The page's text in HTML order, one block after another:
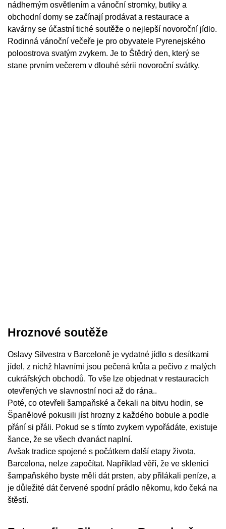
nádherným osvětlením a vánoční stromky, butiky a
obchodní domy se začínají prodávat a restaurace a
kavárny se účastní tiché soutěže o nejlepší novoroční jídlo.
Rodinná vánoční večeře je pro obyvatele Pyrenejského
poloostrova svatým zvykem. Je to Štědrý den, který se
stane prvním večerem v dlouhé sérii novoroční svátky.
Hroznové soutěže
Oslavy Silvestra v Barceloně je vydatné jídlo s desítkami
jídel, z nichž hlavními jsou pečená krůta a pečivo z malých
cukrářských obchodů. To vše lze objednat v restauracích
otevřených ve slavnostní noci až do rána..
Poté, co otevřeli šampaňské a čekali na bitvu hodin, se
Španělové pokusili jíst hrozny z každého bobule a podle
přání si přáli. Pokud se s tímto zvykem vypořádáte, existuje
šance, že se všech dvanáct naplní.
Avšak tradice spojené s počátkem další etapy života,
Barcelona, ​​nelze započítat. Například věří, že ve sklenici
šampaňského byste měli dát prsten, aby přilákali peníze, a
je důležité dát červené spodní prádlo někomu, kdo čeká na
štěstí.